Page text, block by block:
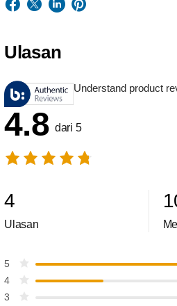
Ulasan
Understand product
4.8 dari 5
4
Ulasan
5
4
3